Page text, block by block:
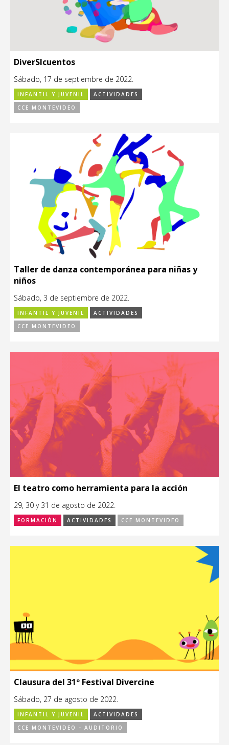
DiverSIcuentos
Sábado, 17 de septiembre de 2022.
INFANTIL Y JUVENIL
ACTIVIDADES
CCE MONTEVIDEO
Taller de danza contemporánea para niñas y
niños
Sábado, 3 de septiembre de 2022.
INFANTIL Y JUVENIL
ACTIVIDADES
CCE MONTEVIDEO
El teatro como herramienta para la acción
29, 30 y 31 de agosto de 2022.
FORMACIÓN ACTIVIDADES CCE MONTEVIDEO
Clausura del 31º Festival Divercine
Sábado, 27 de agosto de 2022.
INFANTIL Y JUVENIL
ACTIVIDADES
CCE MONTEVIDEO - AUDITORIO